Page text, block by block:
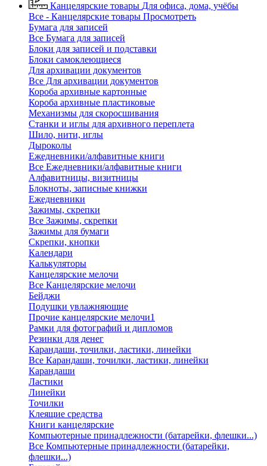
Канцелярские товары Для офиса, дома, учёбы
Все - Канцелярские товары Просмотреть
Бумага для записей
Все Бумага для записей
Блоки для записей и подставки
Блоки самоклеющиеся
Для архивации документов
Все Для архивации документов
Короба архивные картонные
Короба архивные пластиковые
Механизмы для скоросшивания
Станки и иглы для архивного переплета
Шило, нити, иглы
Дыроколы
Ежедневники/алфавитные книги
Все Ежедневники/алфавитные книги
Алфавитницы, визитницы
Блокноты, записные книжки
Ежедневники
Зажимы, скрепки
Все Зажимы, скрепки
Зажимы для бумаги
Скрепки, кнопки
Календари
Калькуляторы
Канцелярские мелочи
Все Канцелярские мелочи
Бейджи
Подушки увлажняющие
Прочие канцелярские мелочи1
Рамки для фотографий и дипломов
Резинки для денег
Карандаши, точилки, ластики, линейки
Все Карандаши, точилки, ластики, линейки
Карандаши
Ластики
Линейки
Точилки
Клеящие средства
Книги канцелярские
Компьютерные принадлежности (батарейки, флешки...)
Все Компьютерные принадлежности (батарейки,
флешки...)